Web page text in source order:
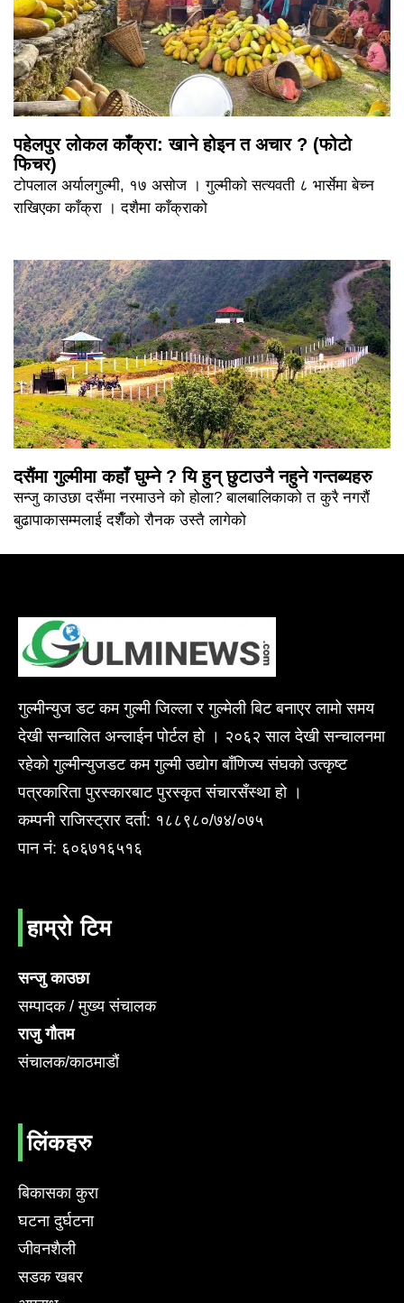
पहेलपुर लोकल काँक्रा: खाने होइन त अचार ? (फोटो
फिचर)
टोपलाल अर्यालगुल्मी, १७ असोज । गुल्मीको सत्यवती ८ भार्सेमा बेच्न
राखिएका काँक्रा । दशैमा काँक्राको
दसैंमा गुल्मीमा कहाँ घुम्ने ? यि हुन् छुटाउनै नहुने गन्तब्यहरु
सन्जु काउछा दसैंमा नरमाउने को होला? बालबालिकाको त कुरै नगरौं
बुढापाकासम्मलाई दशैँको रौनक उस्तै लागेको
गुल्मीन्युज डट कम गुल्मी जिल्ला र गुल्मेली बिट बनाएर लामो समय
देखी सन्चालित अन्लाईन पोर्टल हो । २०६२ साल देखी सन्चालनमा
रहेको गुल्मीन्युजडट कम गुल्मी उद्योग बाँणिज्य संघको उत्कृष्ट
पत्रकारिता पुरस्कारबाट पुरस्कृत संचारसँस्था हो ।
कम्पनी राजिस्ट्रार दर्ता: १८८९८०/७४/०७५
पान नं: ६०६७१६५१६
हाम्रो टिम
सन्जु काउछा
सम्पादक / मुख्य संचालक
राजु गौतम
संचालक/काठमाडौं
लिंकहरु
बिकासका कुरा
घटना दुर्घटना
जीवनशैली
सडक खबर